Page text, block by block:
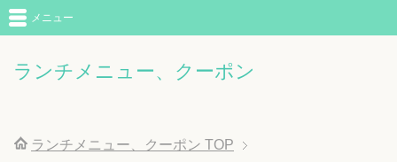
ランチメニュー、クーポン
メニュー
ランチメニュー、クーポン TOP